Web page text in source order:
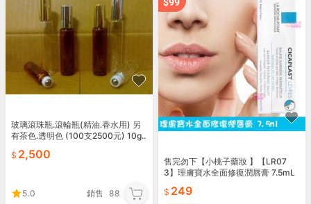
玻璃滾珠瓶.滾輪瓶(精油.香水用) 另
有茶色.透明色 (100支2500元) 10g..
2,500
5.0 銷售 88
售完勿下【小桃子藥妝 】【LR07
3】理膚寶水全面修復潤唇膏 7.5mL
249